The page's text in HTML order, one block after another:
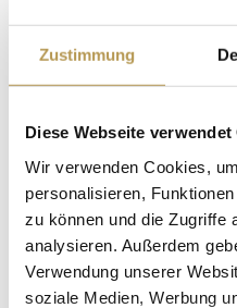
Zustimmung
Diese Webseite verwendet
Wir verwenden Cookies,
personalisieren,
zu können und die Zugriffe
analysieren. Außerdem
Verwendung unserer
soziale Medien, Werbung